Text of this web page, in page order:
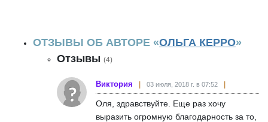
ОТЗЫВЫ ОБ АВТОРЕ «ОЛЬГА КЕРРО»
Отзывы (4)
Виктория 03 июля, 2018 г. в 07:52
Оля, здравствуйте. Еще раз хочу
выразить огромную благодарность за то,